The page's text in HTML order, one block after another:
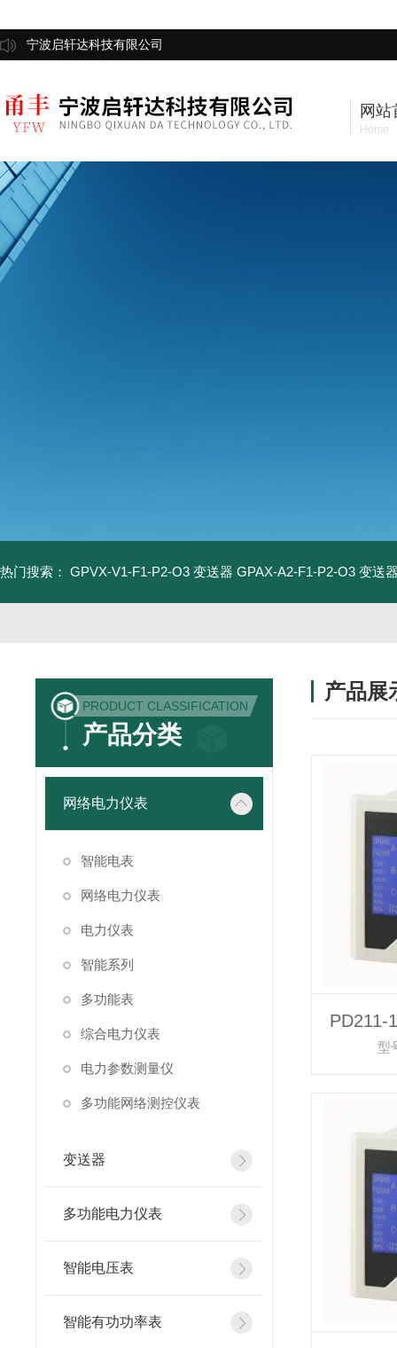
宁波启轩达科技有限公司
网站
Home
热门搜索： GPVX-V1-F1-P2-O3 变送器 GPAX-A2-F1-P2-O3 变送
PRODUCT CLASSIFICATION
产品分类
网络电力仪表
智能电表
网络电力仪表
电力仪表
智能系列
多功能表
综合电力仪表
电力参数测量仪
多功能网络测控仪表
变送器
多功能电力仪表
智能电压表
智能有功功率表
产品展
PD211-
型